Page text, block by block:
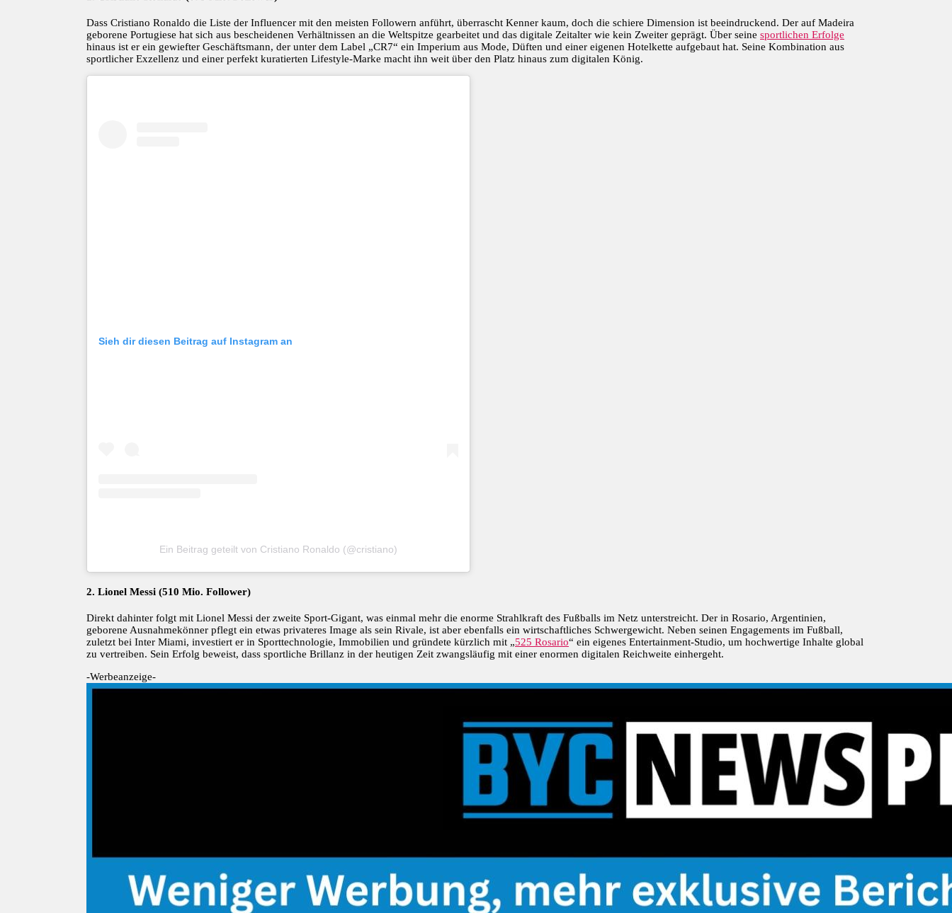
Dass Cristiano Ronaldo die Liste der Influencer mit den meisten Followern anführt, überrascht Kenner kaum, doch die schiere Dimension ist beeindruckend. Der auf Madeira
geborene Portugiese hat sich aus bescheidenen Verhältnissen an die Weltspitze gearbeitet und das digitale Zeitalter wie kein Zweiter geprägt. Über seine sportlichen Erfolge
hinaus ist er ein gewiefter Geschäftsmann, der unter dem Label „CR7“ ein Imperium aus Mode, Düften und einer eigenen Hotelkette aufgebaut hat. Seine Kombination aus
sportlicher Exzellenz und einer perfekt kuratierten Lifestyle-Marke macht ihn weit über den Platz hinaus zum digitalen König.
Sieh dir diesen Beitrag auf Instagram an
Ein Beitrag geteilt von Cristiano Ronaldo (@cristiano)
2. Lionel Messi (510 Mio. Follower)
Direkt dahinter folgt mit Lionel Messi der zweite Sport-Gigant, was einmal mehr die enorme Strahlkraft des Fußballs im Netz unterstreicht. Der in Rosario, Argentinien,
geborene Ausnahmekönner pflegt ein etwas privateres Image als sein Rivale, ist aber ebenfalls ein wirtschaftliches Schwergewicht. Neben seinen Engagements im Fußball,
zuletzt bei Inter Miami, investiert er in Sporttechnologie, Immobilien und gründete kürzlich mit „525 Rosario“ ein eigenes Entertainment-Studio, um hochwertige Inhalte global
zu vertreiben. Sein Erfolg beweist, dass sportliche Brillanz in der heutigen Zeit zwangsläufig mit einer enormen digitalen Reichweite einhergeht.
-Werbeanzeige-